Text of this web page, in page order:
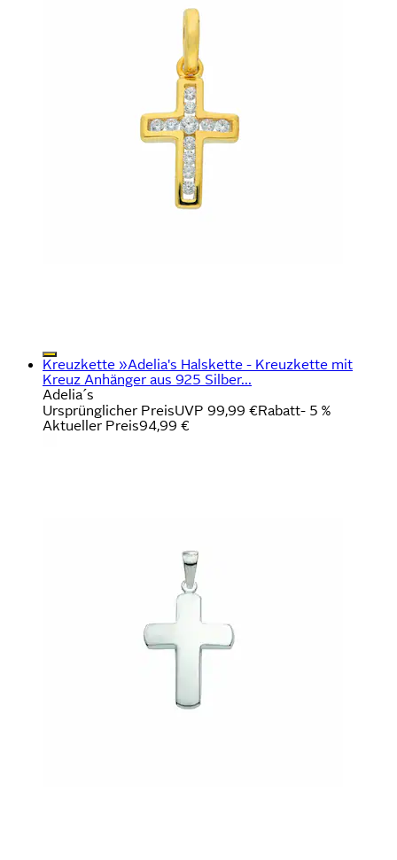
Kreuzkette »Adelia's Halskette - Kreuzkette mit
Kreuz Anhänger aus 925 Silber...
Adelia´s
Ursprünglicher PreisUVP 99,99 €Rabatt- 5 %
Aktueller Preis94,99 €